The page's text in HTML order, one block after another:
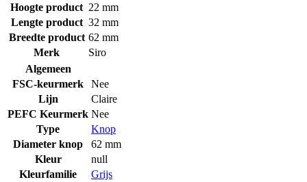
Hoogte product 22 mm
Lengte product 32 mm
Breedte product 62 mm
Merk
Siro
Algemeen
FSC-keurmerk
Nee
Lijn
Claire
PEFC Keurmerk Nee
Type
Knop
Diameter knop
62 mm
Kleur
null
Kleurfamilie
Grijs